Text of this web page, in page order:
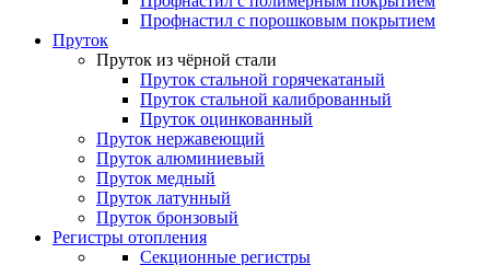
Профнастил с порошковым покрытием
Пруток
Пруток из чёрной стали
Пруток стальной горячекатаный
Пруток стальной калиброванный
Пруток оцинкованный
Пруток нержавеющий
Пруток алюминиевый
Пруток медный
Пруток латунный
Пруток бронзовый
Регистры отопления
Секционные регистры